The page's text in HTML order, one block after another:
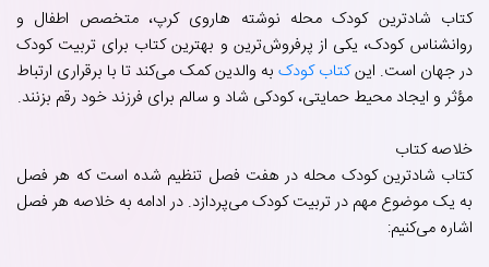
کتاب شادترین کودک محله نوشته هاروی کرپ، متخصص اطفال و
روانشناس کودک، یکی از پرفروش‌ترین و بهترین کتاب برای تربیت کودک
در جهان است. اینکتاب کودک به والدین کمک می‌کند تا با برقراری ارتباط
مؤثر و ایجاد محیط حمایتی، کودکی شاد و سالم برای فرزند خود رقم بزنند.
خلاصه کتاب
کتاب شادترین کودک محله در هفت فصل تنظیم شده است که هر فصل
به یک موضوع مهم در تربیت کودک می‌پردازد. در ادامه به خلاصه هر فصل
اشاره می‌کنیم: